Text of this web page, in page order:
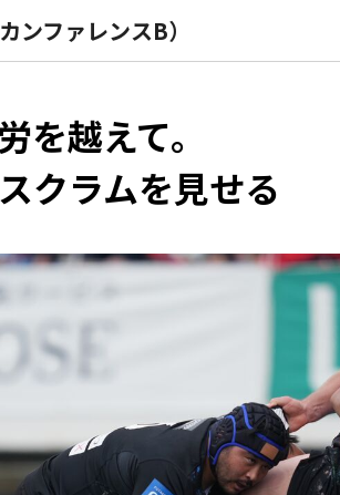
ンファレンスB）
を越えて。
クラムを見せる